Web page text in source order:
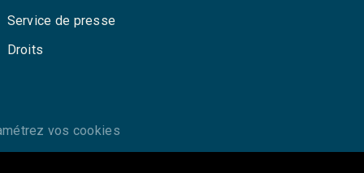
Service de presse
Droits
vos cookies